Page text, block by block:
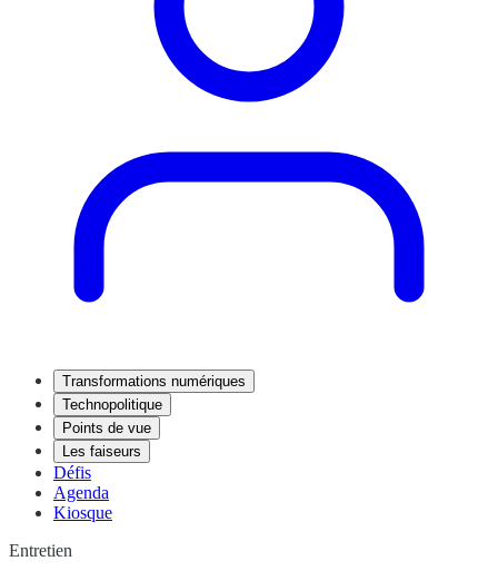
Transformations numériques
Technopolitique
Points de vue
Les faiseurs
Défis
Agenda
Kiosque
Entretien